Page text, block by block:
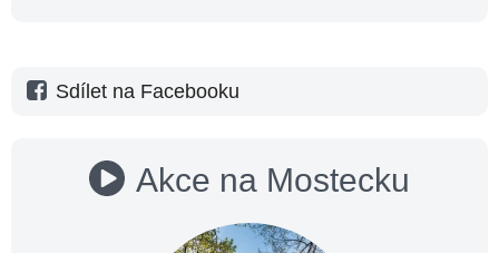
Sdílet na Facebooku
Akce na Mostecku